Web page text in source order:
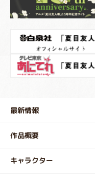
最新情報
作品概要
キャラクター